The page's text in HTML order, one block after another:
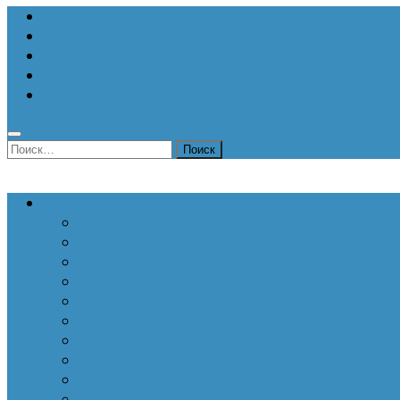
Найти: